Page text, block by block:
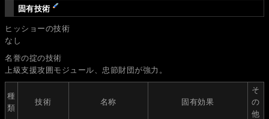
固有技術
ヒッショーの技術
なし
名誉の掟の技術
上級支援攻囲モジュール、忠節財団が強力。
種
類
技術 名称 固有効果
そ
の
他